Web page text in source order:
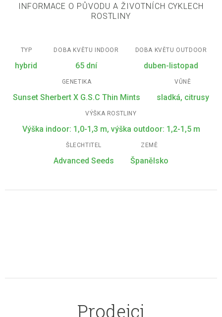
INFORMACE O PŮVODU A ŽIVOTNÍCH CYKLECH
ROSTLINY
TYP
hybrid
DOBA KVĚTU INDOOR
65 dní
DOBA KVĚTU OUTDOOR
duben-listopad
GENETIKA
Sunset Sherbert X G.S.C Thin Mints
VŮNĚ
sladká, citrusy
VÝŠKA ROSTLINY
Výška indoor: 1,0-1,3 m, výška outdoor: 1,2-1,5 m
ŠLECHTITEL
Advanced Seeds
ZEMĚ
Španělsko
Prodejci